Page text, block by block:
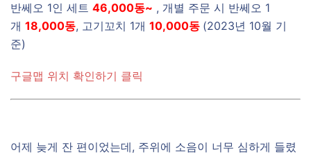
반쎄오 1인 세트 46,000동~ , 개별 주문 시 반쎄오 1
개 18,000동, 고기꼬치 1개 10,000동 (2023년 10월 기
준)
구글맵 위치 확인하기 클릭
어제 늦게 잔 편이었는데, 주위에 소음이 너무 심하게 들렸